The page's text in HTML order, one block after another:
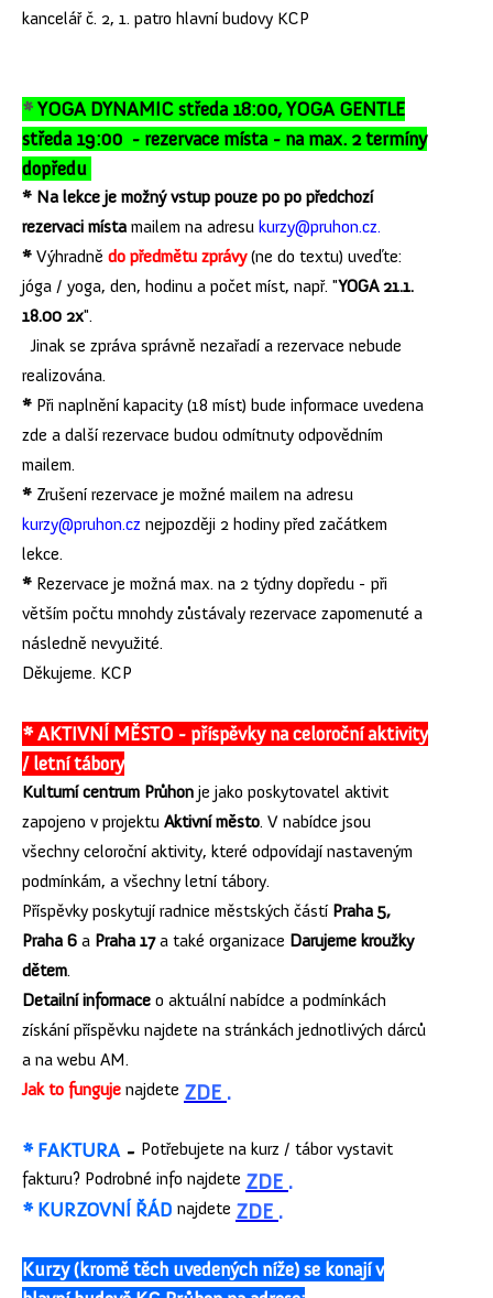
kancelář č. 2, 1. patro hlavní budovy KCP
*YOGA DYNAMIC středa 18:00, YOGA GENTLE
středa 19:00 - rezervace místa - na max. 2 termíny
dopředu
* Na lekce je možný vstup pouze po po předchozí
rezervaci místa mailem na adresu kurzy@pruhon.cz.
* Výhradně do předmětu zprávy(ne do textu) uveďte:
jóga / yoga, den, hodinu a počet míst, např. "YOGA 21.1.
18.00 2x".
Jinak se zpráva správně nezařadí a rezervace nebude
realizována.
* Při naplnění kapacity (18 míst) bude informace uvedena
zde a další rezervace budou odmítnuty odpovědním
mailem.
* Zrušení rezervace je možné mailem na adresu
kurzy@pruhon.cz nejpozději 2 hodiny před začátkem
lekce.
* Rezervace je možná max. na 2 týdny dopředu - při
větším počtu mnohdy zůstávaly rezervace zapomenuté a
následně nevyužité.
Děkujeme. KCP
* AKTIVNÍ MĚSTO - příspěvky na celoroční aktivity
/ letní tábory
Kulturní centrum Průhon je jako poskytovatel aktivit
zapojeno v projektu Aktivní město. V nabídce jsou
všechny celoroční aktivity, které odpovídají nastaveným
podmínkám, a všechny letní tábory.
Příspěvky poskytují radnice městských částí Praha 5,
Praha 6 a Praha 17a také organizace Darujeme kroužky
dětem.
Detailní informace o aktuální nabídce a podmínkách
získání příspěvku najdete na stránkách jednotlivých dárců
a na webu AM.
Jak to funguje najdete ZDE .
* FAKTURA - Potřebujete na kurz / tábor vystavit
fakturu? Podrobné info najdete ZDE .
* KURZOVNÍ ŘÁD najdete ZDE .
Kurzy (kromě těch uvedených níže) se konají v